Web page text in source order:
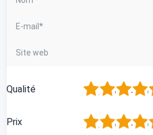
Qualité 5
4
3
2
Prix 5
4
3
2